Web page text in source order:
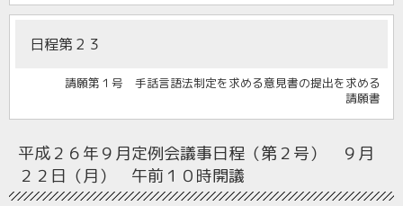
日程第２３
請願第１号 手話言語法制定を求める意見書の提出を求める
請願書
平成２６年９月定例会議事日程（第２号） ９月
２２日（月） 午前１０時開議